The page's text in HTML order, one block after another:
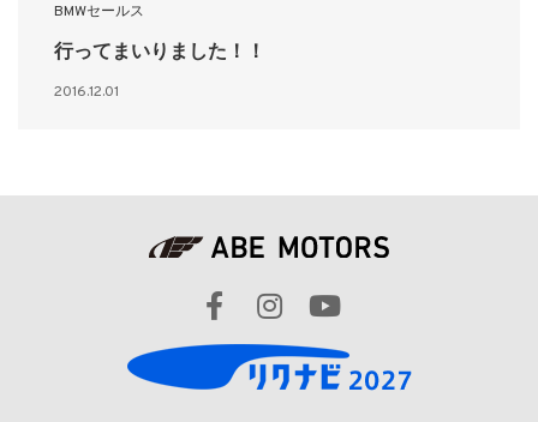
BMWセールス
行ってまいりました！！
2016.12.01